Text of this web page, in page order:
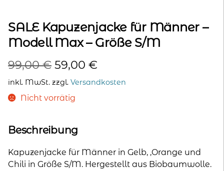
SALE Kapuzenjacke für Männer –
Modell Max – Größe S/M
99,00€ Ursprünglicher
Preis
war:
59,00 €
Preis
inkl. MwSt. zzgl. Versandkosten
Nicht vorrätig
Beschreibung
Kapuzenjacke für Männer in Gelb, ,Orange und
Chili in Größe S/M. Hergestellt aus Biobaumwolle.